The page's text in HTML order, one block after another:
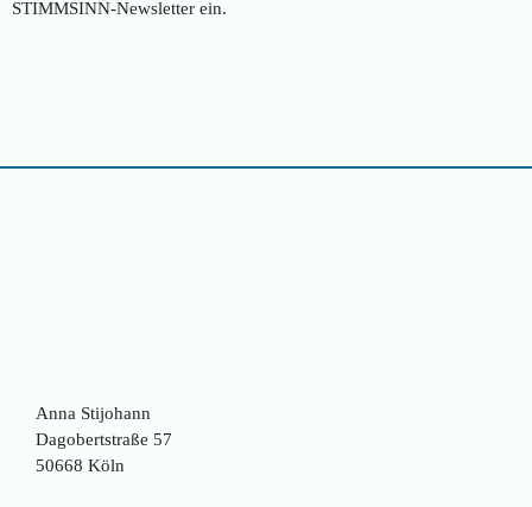
STIMMSINN-Newsletter ein.
Anna Stijohann
Dagobertstraße 57
50668 Köln